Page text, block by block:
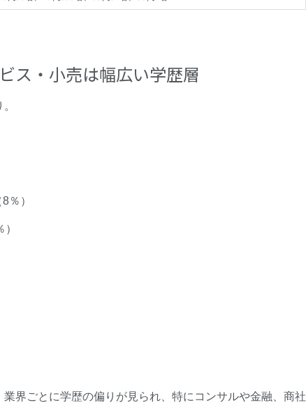
ス・小売は幅広い学歴層
％）
界ごとに学歴の偏りが見られ、特にコンサルや金融、商社